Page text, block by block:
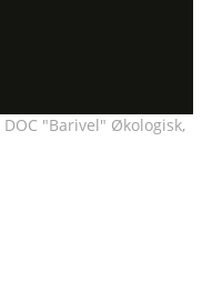
"Barivel" Økologisk,